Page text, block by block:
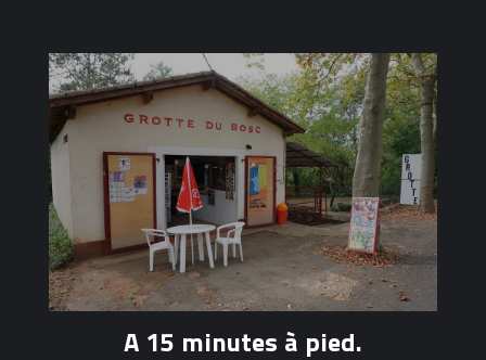
A 15 minutes à pied.